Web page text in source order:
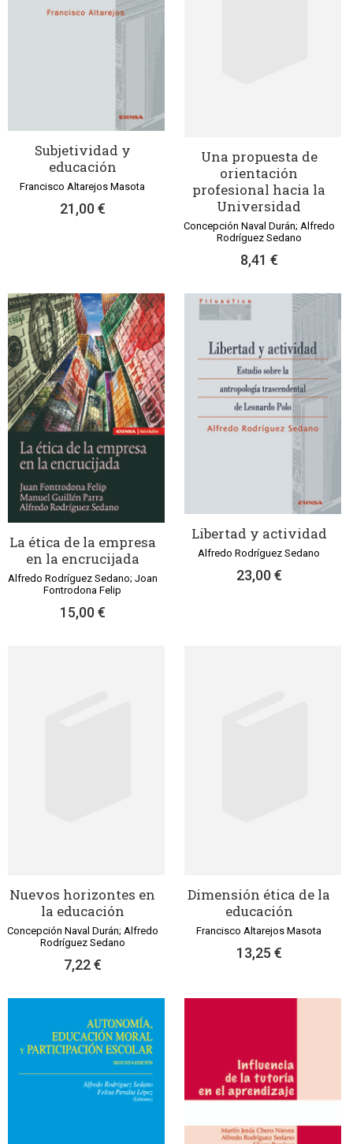
Subjetividad y
educación
Francisco Altarejos Masota
21,00 €
Una propuesta de
orientación
profesional hacia la
Universidad
Concepción Naval Durán; Alfredo
Rodríguez Sedano
8,41 €
La ética de la empresa
en la encrucijada
Alfredo Rodríguez Sedano; Joan
Fontrodona Felip
15,00 €
Libertad y actividad
Alfredo Rodríguez Sedano
23,00 €
Nuevos horizontes en
la educación
Concepción Naval Durán; Alfredo
Rodríguez Sedano
7,22 €
Dimensión ética de la
educación
Francisco Altarejos Masota
13,25 €